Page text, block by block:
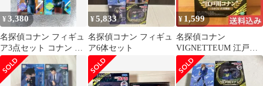
¥3,380
名探偵コナン フィギュ
ア3点セット コナン 松
田陣平 萩原研二
¥5,833
名探偵コナン フィギュ
ア6体セット
¥ 1,599
名探偵コナン
VIGNETTEUM 江戸川
コナン ～小さくなった
名探偵～